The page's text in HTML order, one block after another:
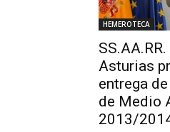
HEMEROTECA
Asturias
entrega
de Medio
2013/